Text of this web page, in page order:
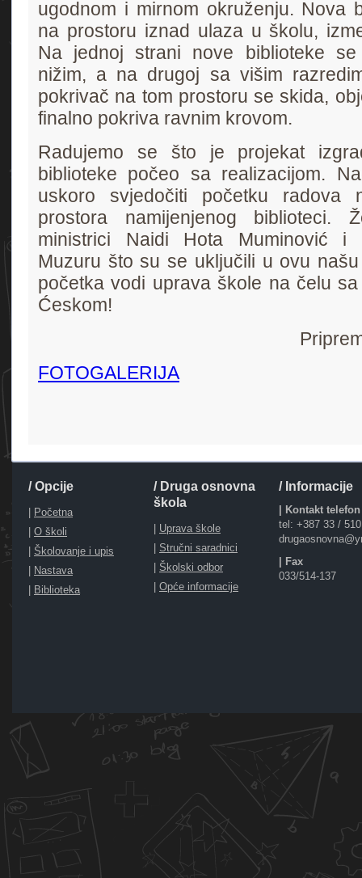
ugodnom i mirnom okruženju. Nova
na prostoru iznad ulaza u školu,
Na jednoj strani nove biblioteke
nižim, a na drugoj sa višim
pokrivač na tom prostoru se skida,
finalno pokriva ravnim krovom.
Radujemo se što je projekat
biblioteke počeo sa realizacijom.
uskoro svjedočiti početku radova
prostora namijenjenog biblioteci.
ministrici Naidi Hota Muminović i
Muzuru što su se uključili u ovu
početka vodi uprava škole na čelu
Ćeskom!
FOTOGALERIJA
/ Opcije
Početna
O školi
Školovanje i upis
Nastava
Biblioteka
/ Druga osnovna
škola
Uprava škole
Stručni saradnici
Školski odbor
Opće informacije
/ Informacije
| Kontakt telefon
tel: +387 33 /
| Fax
033/514-137